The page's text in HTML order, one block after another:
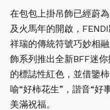
在包包上掛吊飾已經蔚
及火馬年的開啟，
祥瑞的傳統符號巧妙相
飾系列推出全新BFF迷
的標誌性紅色，並借鑒
喻“好柿花生”，諧音“好
美滿祝福。